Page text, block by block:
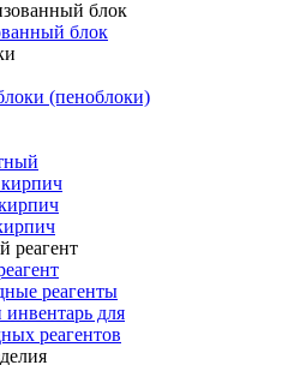
блок
(пеноблоки)
реагенты
для
реагентов